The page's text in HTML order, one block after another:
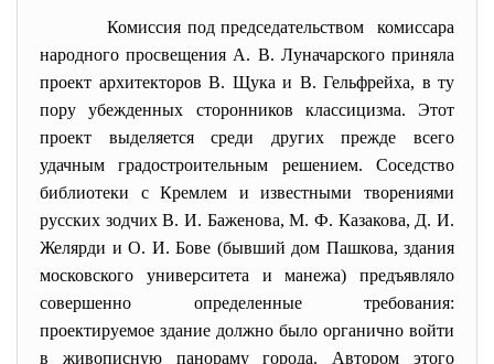
Комиссия подпредседательством комиссара
народного просвещения А. В. Луначарского приняла
проект архитекторов В. Щука и В. Гельфрейха, в ту
пору убежденных сторонников классицизма. Этот
проект выделяется среди других прежде всего
удачным градостроительным решением. Соседство
библиотеки с Кремлем и известными творениями
русских зодчих В. И. Баженова, М. Ф. Казакова, Д. И.
Желярди и О. И. Бове (бывший дом Пашкова, здания
московского университета и манежа) предъявляло
совершенно определенные требования:
проектируемое здание должно было органично войти
в живописную панораму города. Автором этого